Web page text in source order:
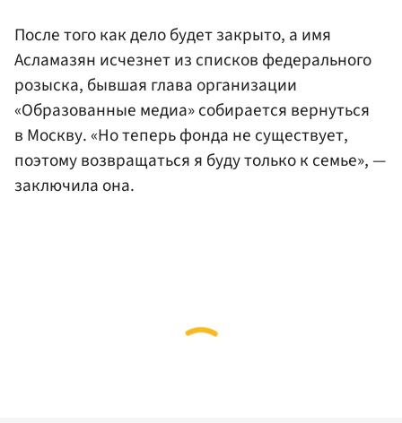
После того как дело будет закрыто, а имя
Асламазян исчезнет из списков федерального
розыска, бывшая глава организации
«Образованные медиа» собирается вернуться
в Москву. «Но теперь фонда не существует,
поэтому возвращаться я буду только к семье», —
заключила она.